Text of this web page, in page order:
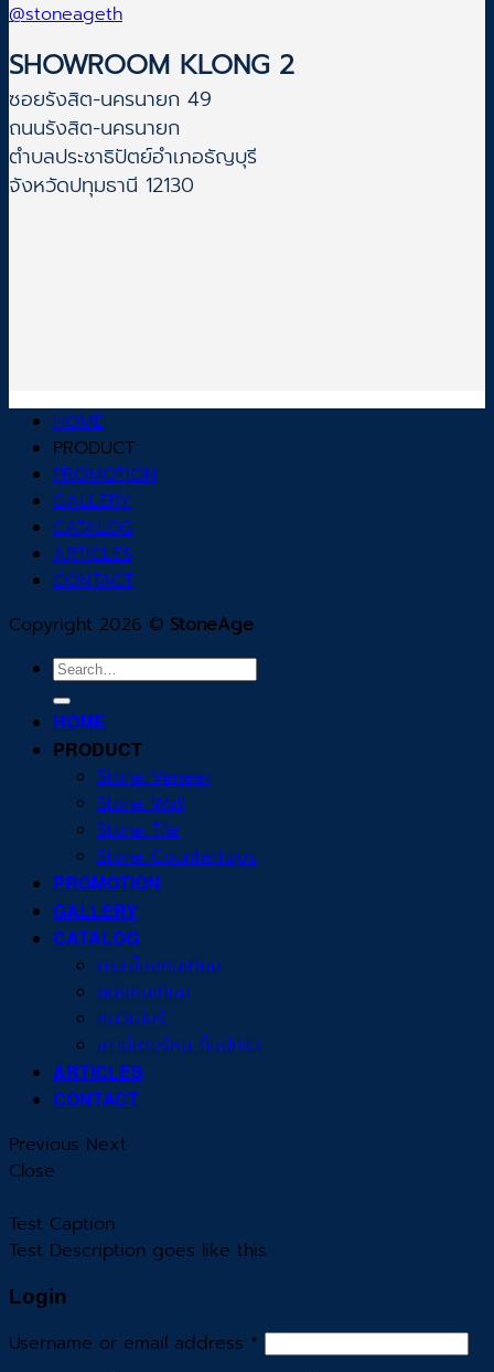
@stoneageth
SHOWROOM KLONG 2
ซอยรังสิต-นครนายก 49
ถนนรังสิต-นครนายก
ตำบลประชาธิปัตย์อำเภอธัญบุรี
จังหวัดปทุมธานี 12130
HOME
PRODUCT
PROMOTION
GALLERY
CATALOG
ARTICLES
CONTACT
Copyright 2026 © StoneAge
Search
for:
HOME
PRODUCT
Stone Veneer
Stone Wall
Stone Tile
Stone Countertops
PROMOTION
GALLERY
CATALOG
กระเบื้องหินเทียม
ผนังหินเทียม
หินวีเนียร์
เคาน์เตอร์หิน ท็อปครัว
ARTICLES
CONTACT
Previous Next
Close
Test Caption
Test Description goes like this
Login
Username or email address *